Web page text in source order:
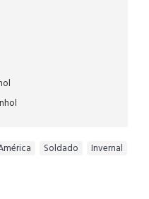
Soldado
Invernal